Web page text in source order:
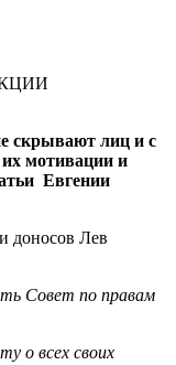
скрывают лиц и с
мотивации и
Евгении
доносов Лев
Совет по правам
о всех своих